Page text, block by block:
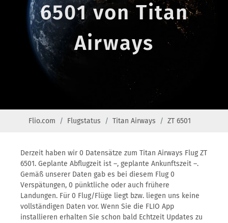
6501 von Titan
Airways
Flio.com Flugstatus Titan Airways ZT 6501
Derzeit haben wir 0 Datensätze zum Titan Airways Flug ZT
6501. Geplante Abflugzeit ist –, geplante Ankunftszeit –.
Gemäß unserer Daten gab es bei diesem Flug 0
Verspätungen, 0 pünktliche oder auch frühere
Landungen. Für 0 Flug/Flüge liegt bzw. liegen uns keine
vollständigen Daten vor. Wenn Sie die FLIO App
installieren erhalten Sie schon bald Echtzeit Updates zu